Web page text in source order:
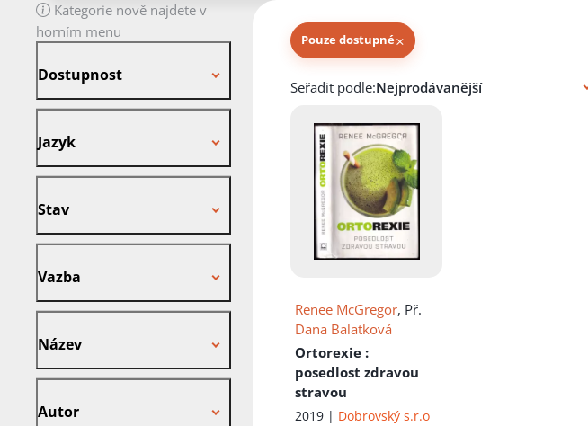
Kategorie nově najdete v
horním menu
Dostupnost
Jazyk
Stav
Vazba
Název
Autor
Pouze dostupné×
Knihy autora
Seřadit podle:
Renee McGregor, Př.
Dana Balatková
Ortorexie :
posedlost zdravou
stravou
2019 | Dobrovský s.r.o